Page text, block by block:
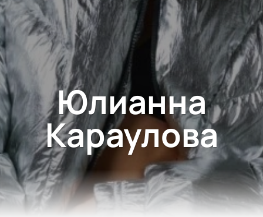
Юлианна
Караулова